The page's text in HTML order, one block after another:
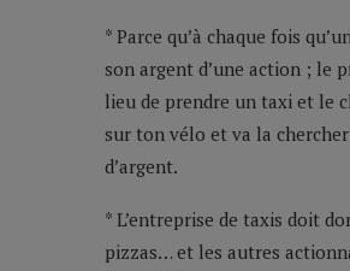
* Parce qu’à chaque fois
son argent d’une action ; le
lieu de prendre un taxi et le
sur ton vélo et va la
d’argent.
* L’entreprise de taxis doit
pizzas… et les autres